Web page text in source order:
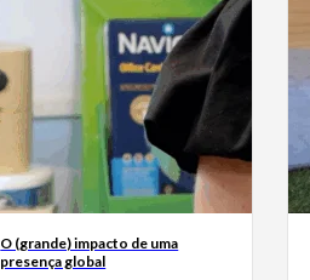
O (grande) impacto de uma
presença global